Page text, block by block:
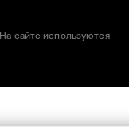
На сайте используются